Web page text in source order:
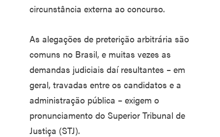
circunstância externa ao concurso.
As alegações de preterição arbitrária são
comuns no Brasil, e muitas vezes as
demandas judiciais daí resultantes – em
geral, travadas entre os candidatos e a
administração pública – exigem o
pronunciamento do Superior Tribunal de
Justiça (STJ).